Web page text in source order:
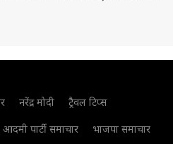
नरेंद्र मोदी
ट्रैवल टिप्स
पार्टी समाचार
भाजपा समाचार